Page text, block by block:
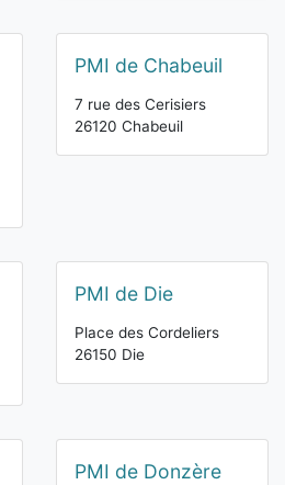
PMI de Chabeuil
7 rue des Cerisiers
26120 Chabeuil
PMI de Die
Place des Cordeliers
26150 Die
PMI de Donzère